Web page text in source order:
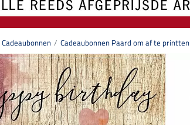
Cadeaubonnen Cadeaubonnen Paard om af te printten